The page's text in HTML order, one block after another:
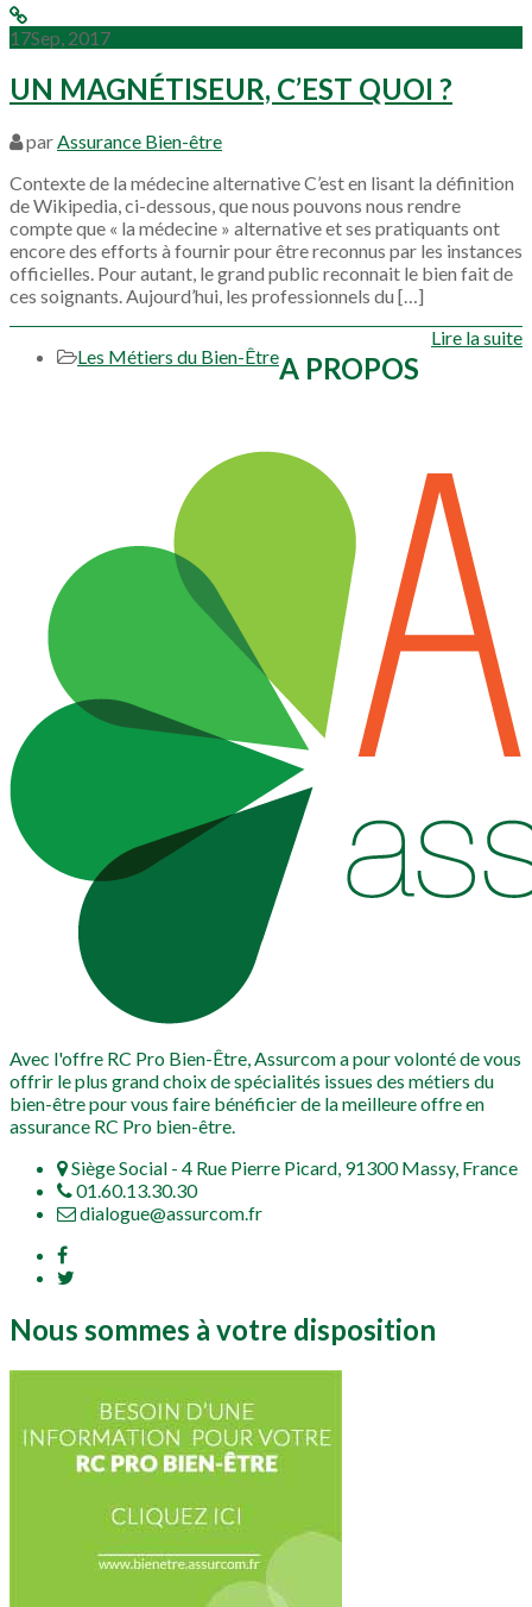
17Sep, 2017
UN MAGNÉTISEUR, C’EST QUOI ?
parAssurance Bien-être
Contexte de la médecine alternative C’est en lisant la définition
de Wikipedia, ci-dessous, que nous pouvons nous rendre
compte que « la médecine » alternative et ses pratiquants ont
encore des efforts à fournir pour être reconnus par les instances
officielles. Pour autant, le grand public reconnait le bien fait de
ces soignants. Aujourd’hui, les professionnels du […]
Les Métiers du Bien-Être
Lire la suite
A PROPOS
Avec l'offre RC Pro Bien-Être, Assurcom a pour volonté de vous
offrir le plus grand choix de spécialités issues des métiers du
bien-être pour vous faire bénéficier de la meilleure offre en
assurance RC Pro bien-être.
Siège Social - 4 Rue Pierre Picard, 91300 Massy, France
01.60.13.30.30
dialogue@assurcom.fr
Nous sommes à votre disposition